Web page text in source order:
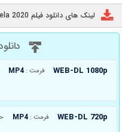
لینک های دانلود فیلم Kappela 2020
WEB-DL 1080p فرمت : MP4
WEB-DL 720p فرمت : MP4